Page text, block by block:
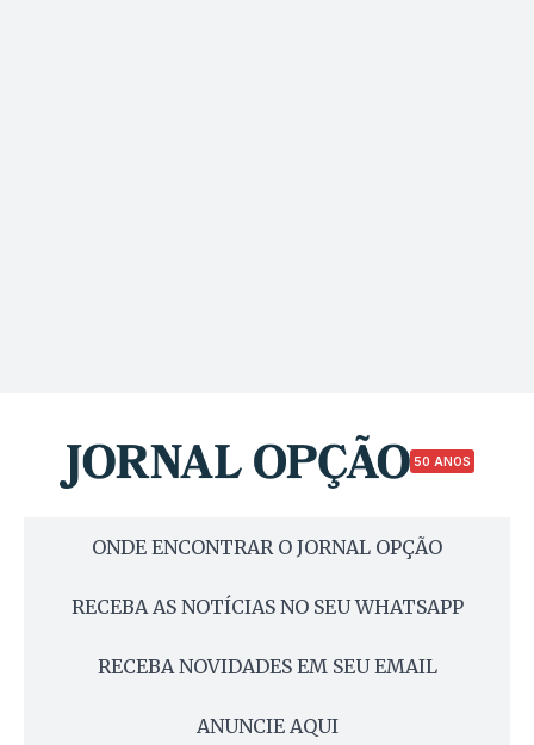
50 ANOS
ONDE ENCONTRAR O JORNAL OPÇÃO
RECEBA AS NOTÍCIAS NO SEU WHATSAPP
RECEBA NOVIDADES EM SEU EMAIL
ANUNCIE AQUI